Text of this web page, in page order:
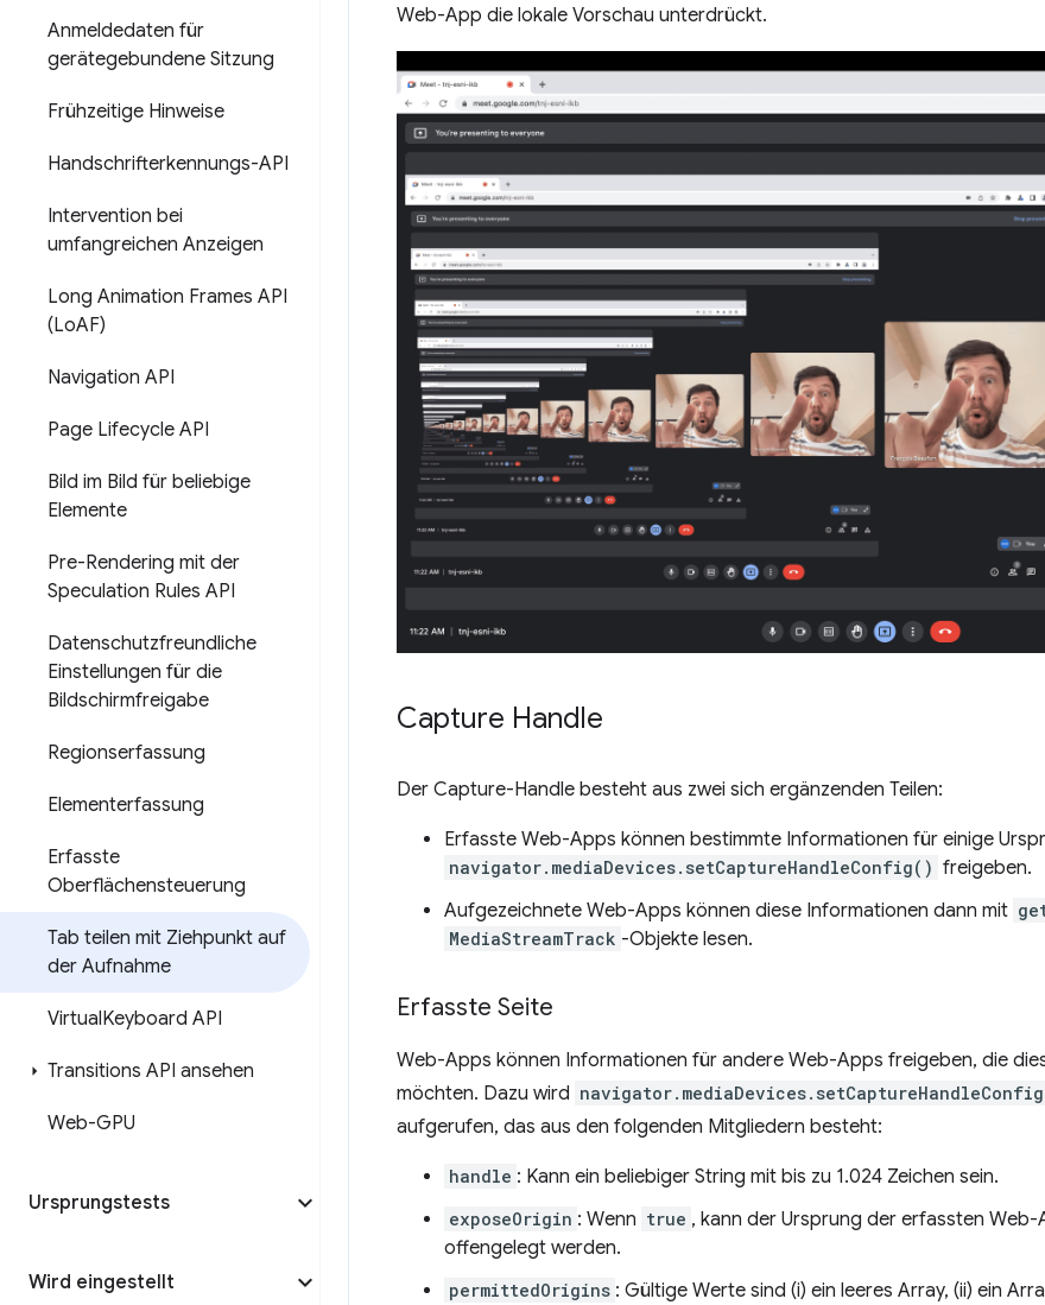
Anmeldedaten für
gerätegebundene Sitzung
Frühzeitige Hinweise
Handschrifterkennungs-API
Intervention bei
umfangreichen Anzeigen
Long Animation Frames API
(LoAF)
Navigation API
Page Lifecycle API
Bild im Bild für beliebige
Elemente
Pre-Rendering mit der
Speculation Rules API
Datenschutzfreundliche
Einstellungen für die
Bildschirmfreigabe
Regionserfassung
Elementerfassung
Erfasste
Oberflächensteuerung
Tab teilen mit Ziehpunkt auf
der Aufnahme
VirtualKeyboard API
Transitions API ansehen
Web-GPU
Ursprungstests
Wird eingestellt
Web-App die lokale Vorschau unterdrückt.
Capture Handle
Der Capture-Handle besteht aus zwei sich ergänzenden Teilen:
Erfasste Web-Apps können bestimmte Informationen für einige
navigator.mediaDevices.setCaptureHandleConfig() freigeben.
Aufgezeichnete Web-Apps können diese Informationen dann mit
MediaStreamTrack -Objekte lesen.
Erfasste Seite
Web-Apps können Informationen für andere Web-Apps freigeben, die
möchten. Dazu wird
aufgerufen, das aus den folgenden Mitgliedern besteht:
handle : Kann ein beliebiger String mit bis zu 1.024 Zeichen sein.
exposeOrigin : Wenn true , kann der Ursprung der erfassten
offengelegt werden.
permittedOrigins : Gültige Werte sind (i) ein leeres Array, (ii) ein